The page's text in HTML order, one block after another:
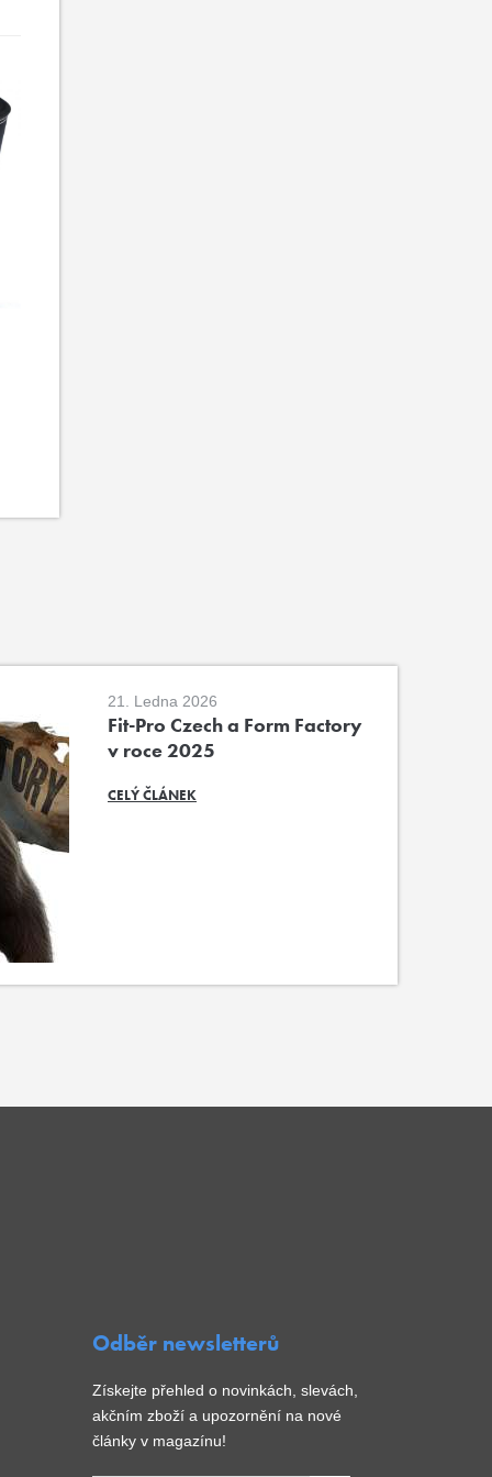
21. Ledna 2026
Fit-Pro Czech a Form Factory
v roce 2025
CELÝ ČLÁNEK
Odběr newsletterů
Získejte přehled o novinkách, slevách,
akčním zboží a upozornění na nové
články v magazínu!